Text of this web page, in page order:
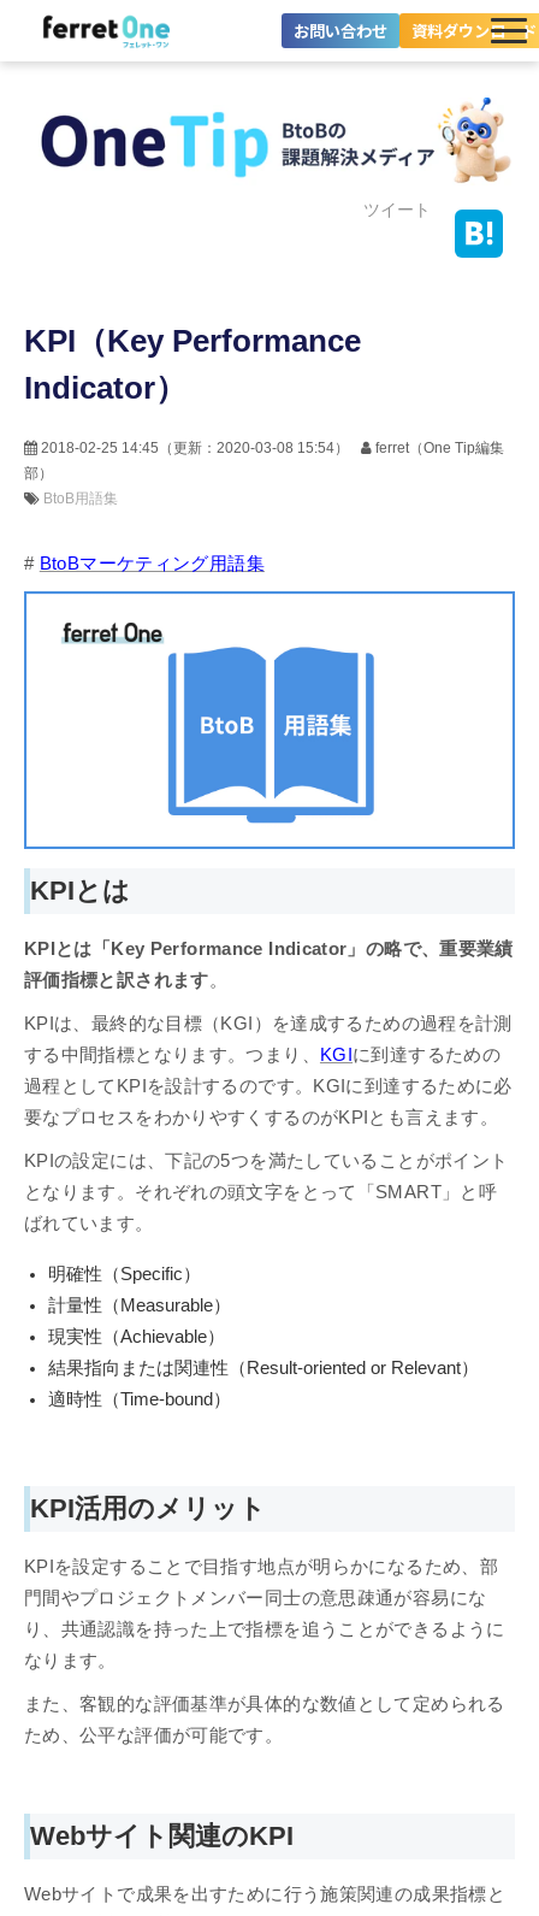
お問い合わせ 資料ダウンロード
ツール・機能一覧
料金プラン
ツイート
KPI（Key Performance
Indicator）
2018-02-25 14:45 （更新： 2020-03-08 15:54）
ferret（One Tip編集
部）
BtoB用語集
# BtoBマーケティング用語集
KPIとは
KPIとは「Key Performance Indicator」の略で、重要業績
評価指標と訳されます。
KPIは、最終的な目標（KGI）を達成するための過程を計測
する中間指標となります。つまり、
KGI に到達するための
過程としてKPIを設計するのです。KGIに到達するために必
要なプロセスをわかりやすくするのがKPIとも言えます。
KPIの設定には、下記の5つを満たしていることがポイント
となります。それぞれの頭文字をとって「SMART」と呼
ばれています。
明確性（Specific）
計量性（Measurable）
現実性（Achievable）
結果指向または関連性（Result-oriented or Relevant）
適時性（Time-bound）
KPI活用のメリット
KPIを設定することで目指す地点が明らかになるため、部
門間やプロジェクトメンバー同士の意思疎通が容易にな
り、共通認識を持った上で指標を追うことができるように
なります。
また、客観的な評価基準が具体的な数値として定められる
ため、公平な評価が可能です。
Webサイト関連のKPI
Webサイトで成果を出すために行う施策関連の成果指標と